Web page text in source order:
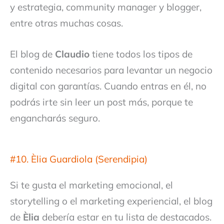
y estrategia, community manager y blogger,
entre otras muchas cosas.
El blog de Claudio tiene todos los tipos de
contenido necesarios para levantar un negocio
digital con garantías. Cuando entras en él, no
podrás irte sin leer un post más, porque te
engancharás seguro.
#10. Èlia Guardiola (Serendipia)
Si te gusta el marketing emocional, el
storytelling o el marketing experiencial, el blog
de Èlia debería estar en tu lista de destacados.